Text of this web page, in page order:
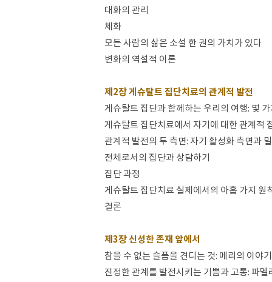
대화의 관리
체화
모든 사람의 삶은 소설 한 권의 가치가 있다
변화의 역설적 이론
제2장 게슈탈트 집단치료의 관계적 발전
게슈탈트 집단과 함께하는 우리의 여행: 몇
게슈탈트 집단치료에서 자기에 대한 관계적
관계적 발전의 두 측면: 자기 활성화 측면과
전체로서의 집단과 상담하기
집단 과정
게슈탈트 집단치료 실제에서의 아홉 가지 원
결론
제3장 신성한 존재 앞에서
참을 수 없는 슬픔을 견디는 것: 메리의 이야기
진정한 관계를 발전시키는 기쁨과 고통: 파멜